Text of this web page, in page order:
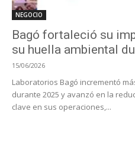
NEGOCIO
Bagó fortaleció su
su huella ambiental
15/06/2026
Laboratorios Bagó incrementó
durante 2025 y avanzó en la
clave en sus operaciones,...